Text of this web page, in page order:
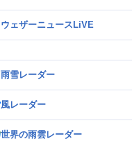
ウェザーニュースLiVE
雨雪レーダー
風レーダー
世界の雨雲レーダー